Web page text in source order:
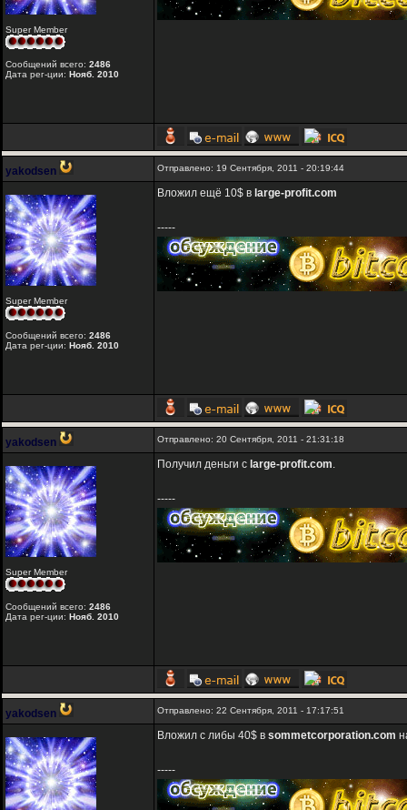
Super Member
Сообщений всего: 2486
Дата рег-ции: Нояб. 2010
yakodsen Отправлено: 19 Сентября, 2011 - 20:19:44
Super Member
Сообщений всего: 2486
Дата рег-ции: Нояб. 2010
Вложил ещё 10$ в large-profit.com
-----
yakodsen Отправлено: 20 Сентября, 2011 - 21:31:18
Super Member
Сообщений всего: 2486
Дата рег-ции: Нояб. 2010
Получил деньги с large-profit.com.
-----
yakodsen Отправлено: 22 Сентября, 2011 - 17:17:51
Вложил с либы 40$ в sommetcorporation.com
-----